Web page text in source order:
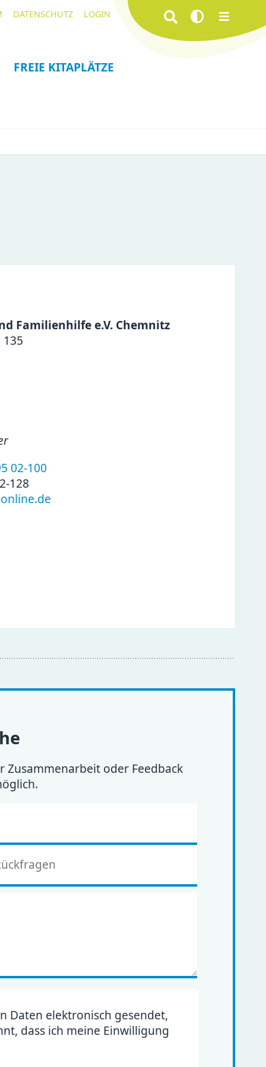
Navigation
überspringen
DATENSCHUTZ LOGIN Suchbegriffe
FREIE KITAPLÄTZE
Familienhilfe e.V. Chemnitz
02-100
128
oder Feedback
Daten elektronisch gesendet,
dass ich meine Einwilligung